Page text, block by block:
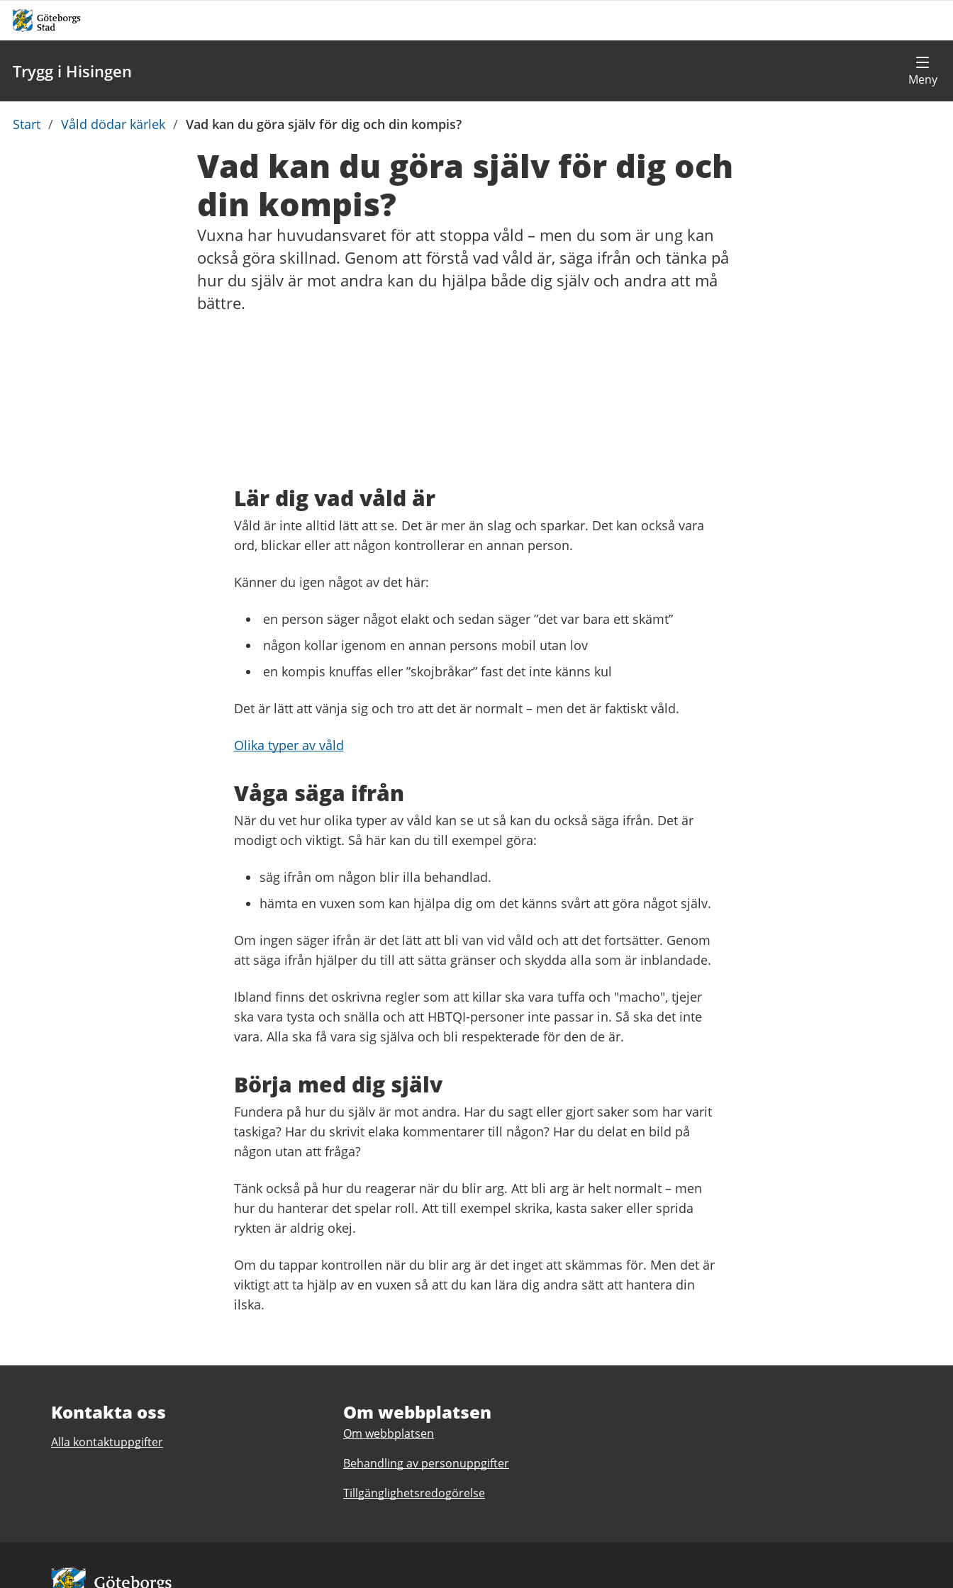
Trygg i Hisingen
Du
Start / Våld dödar kärlek / Vad kan du göra själv för dig och din kompis?
Vad kan du göra själv för dig och
din kompis?
Vuxna har huvudansvaret för att stoppa våld – men du som är ung kan
också göra skillnad. Genom att förstå vad våld är, säga ifrån och tänka på
hur du själv är mot andra kan du hjälpa både dig själv och andra att må
bättre.
Lär dig vad våld är
Våld är inte alltid lätt att se. Det är mer än slag och sparkar. Det kan också vara
ord, blickar eller att någon kontrollerar en annan person.
Känner du igen något av det här:
en person säger något elakt och sedan säger ”det var bara ett skämt”
någon kollar igenom en annan persons mobil utan lov
en kompis knuffas eller ”skojbråkar” fast det inte känns kul
Det är lätt att vänja sig och tro att det är normalt – men det är faktiskt våld.
Olika typer av våld
Våga säga ifrån
När du vet hur olika typer av våld kan se ut så kan du också säga ifrån. Det är
modigt och viktigt. Så här kan du till exempel göra:
säg ifrån om någon blir illa behandlad.
hämta en vuxen som kan hjälpa dig om det känns svårt att göra något själv.
Om ingen säger ifrån är det lätt att bli van vid våld och att det fortsätter. Genom
att säga ifrån hjälper du till att sätta gränser och skydda alla som är inblandade.
Ibland finns det oskrivna regler som att killar ska vara tuffa och "macho", tjejer
ska vara tysta och snälla och att HBTQI-personer inte passar in. Så ska det inte
vara. Alla ska få vara sig själva och bli respekterade för den de är.
Börja med dig själv
Fundera på hur du själv är mot andra. Har du sagt eller gjort saker som har varit
taskiga? Har du skrivit elaka kommentarer till någon? Har du delat en bild på
någon utan att fråga?
Tänk också på hur du reagerar när du blir arg. Att bli arg är helt normalt – men
hur du hanterar det spelar roll. Att till exempel skrika, kasta saker eller sprida
rykten är aldrig okej.
Om du tappar kontrollen när du blir arg är det inget att skämmas för. Men det är
viktigt att ta hjälp av en vuxen så att du kan lära dig andra sätt att hantera din
ilska.
Kontakta oss
Alla kontaktuppgifter
Om webbplatsen
Om webbplatsen
Behandling av personuppgifter
Tillgänglighetsredogörelse
Avsändare: